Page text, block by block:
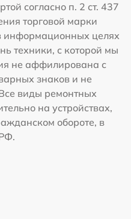
согласно п. 2 ст. 437
торговой марки
информационных целях
техники, с которой мы
не аффилирована с
знаков и не
виды ремонтных
на устройствах,
обороте, в